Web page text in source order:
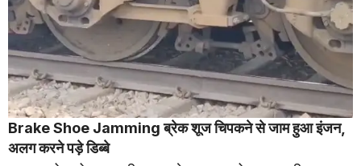
Brake Shoe Jamming ब्रेक शूज चिपकने से जाम हुआ इंजन,
अलग करने पड़े डिब्बे